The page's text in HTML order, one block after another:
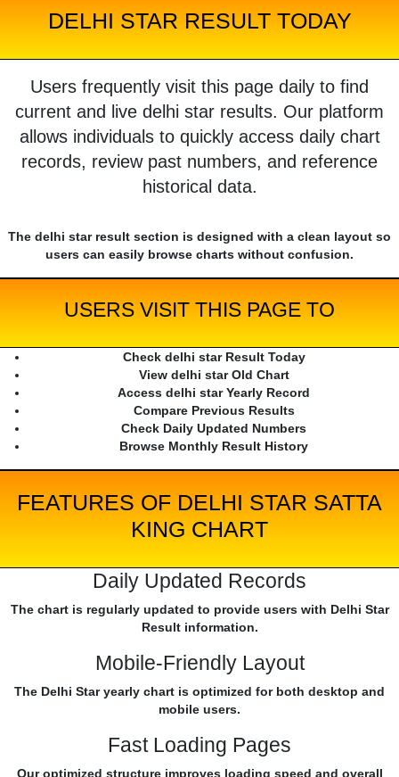
DELHI STAR RESULT TODAY
Users frequently visit this page daily to find
current and live delhi star results. Our platform
allows individuals to quickly access daily chart
records, review past numbers, and reference
historical data.
The delhi star result section is designed with a clean layout so
users can easily browse charts without confusion.
USERS VISIT THIS PAGE TO
Check delhi star Result Today
View delhi star Old Chart
Access delhi star Yearly Record
Compare Previous Results
Check Daily Updated Numbers
Browse Monthly Result History
FEATURES OF DELHI STAR SATTA
KING CHART
Daily Updated Records
The chart is regularly updated to provide users with Delhi Star
Result information.
Mobile-Friendly Layout
The Delhi Star yearly chart is optimized for both desktop and
mobile users.
Fast Loading Pages
Our optimized structure improves loading speed and overall